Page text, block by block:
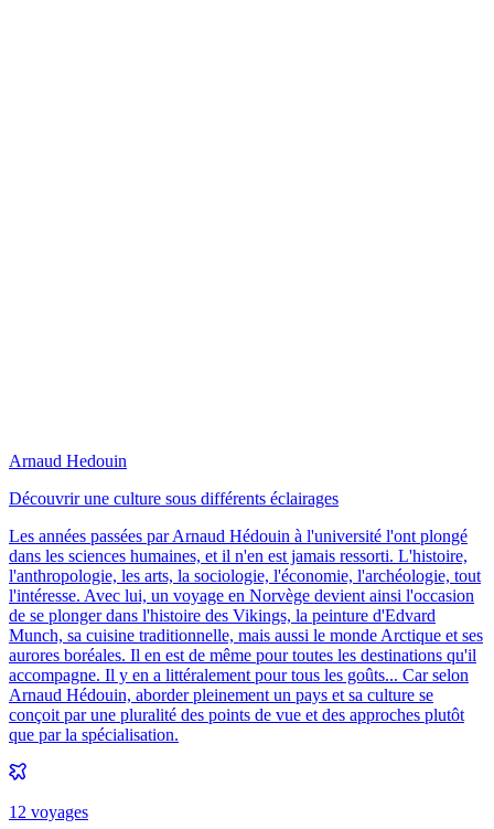
Arnaud Hedouin
Découvrir une culture sous différents éclairages
Les années passées par Arnaud Hédouin à l'université l'ont plongé
dans les sciences humaines, et il n'en est jamais ressorti. L'histoire,
l'anthropologie, les arts, la sociologie, l'économie, l'archéologie, tout
l'intéresse. Avec lui, un voyage en Norvège devient ainsi l'occasion
de se plonger dans l'histoire des Vikings, la peinture d'Edvard
Munch, sa cuisine traditionnelle, mais aussi le monde Arctique et ses
aurores boréales. Il en est de même pour toutes les destinations qu'il
accompagne. Il y en a littéralement pour tous les goûts... Car selon
Arnaud Hédouin, aborder pleinement un pays et sa culture se
conçoit par une pluralité des points de vue et des approches plutôt
que par la spécialisation.
12 voyages